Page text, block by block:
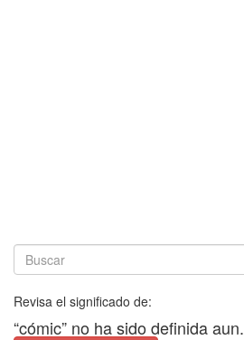
Revisa el significado de:
“cómic” no ha sido definida aun.